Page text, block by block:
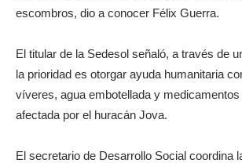
escombros, dio a conocer Félix Guerra.
El titular de la Sedesol señaló, a través de
la prioridad es otorgar ayuda humanitaria
víveres, agua embotellada y medicamentos
afectada por el huracán Jova.
El secretario de Desarrollo Social coordina